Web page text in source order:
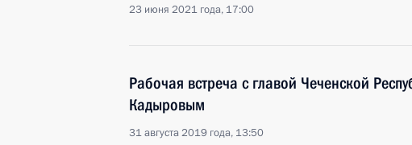
23 июня 2021 года, 17:00
Рабочая встреча с главой Чеченской
Кадыровым
31 августа 2019 года, 13:50